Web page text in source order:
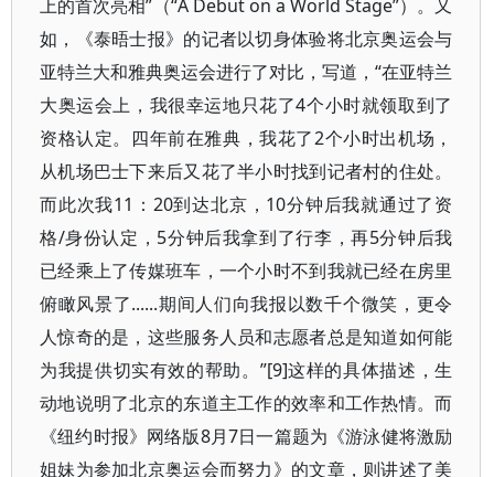
上的首次亮相”（“A Debut on a World Stage”）。又
如，《泰晤士报》的记者以切身体验将北京奥运会与
亚特兰大和雅典奥运会进行了对比，写道，“在亚特兰
大奥运会上，我很幸运地只花了4个小时就领取到了
资格认定。四年前在雅典，我花了2个小时出机场，
从机场巴士下来后又花了半小时找到记者村的住处。
而此次我11：20到达北京，10分钟后我就通过了资
格/身份认定，5分钟后我拿到了行李，再5分钟后我
已经乘上了传媒班车，一个小时不到我就已经在房里
俯瞰风景了......期间人们向我报以数千个微笑，更令
人惊奇的是，这些服务人员和志愿者总是知道如何能
为我提供切实有效的帮助。”[9]这样的具体描述，生
动地说明了北京的东道主工作的效率和工作热情。而
《纽约时报》网络版8月7日一篇题为《游泳健将激励
姐妹为参加北京奥运会而努力》的文章，则讲述了美